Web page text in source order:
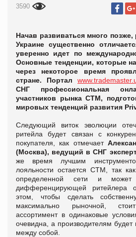
3590
Начав развиваться много позже,
Украине существенно
уверенно идет по
Основные тенденции, которые
через некоторое время
стране. Портал
СНГ профессиональная
участников рынка СТМ,
мировых тенденций развития
Следующий виток эволюции
ритейла будет связан с
покупателя, как отмечает
(Москва), ведущий в СНГ
же время лучшим
лояльности остается СТМ, так
определенной сети и может
дифференцирующей ритейлера
этом, чтобы сделать
максимально рыночной,
ассортимент в одинаковые
очевидна, а производителям будет
между собой.